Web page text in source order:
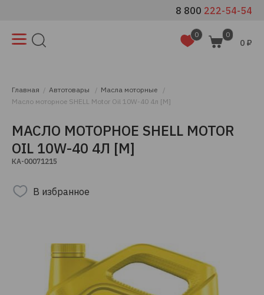
8 800 222-54-54
0 0
0 ₽
Главная Автотовары
Масла моторные
Масло моторное SHELL Motor Oil 10W-40 4л [М]
МАСЛО МОТОРНОЕ SHELL MOTOR
OIL 10W-40 4Л [М]
КА-00071215
В избранное